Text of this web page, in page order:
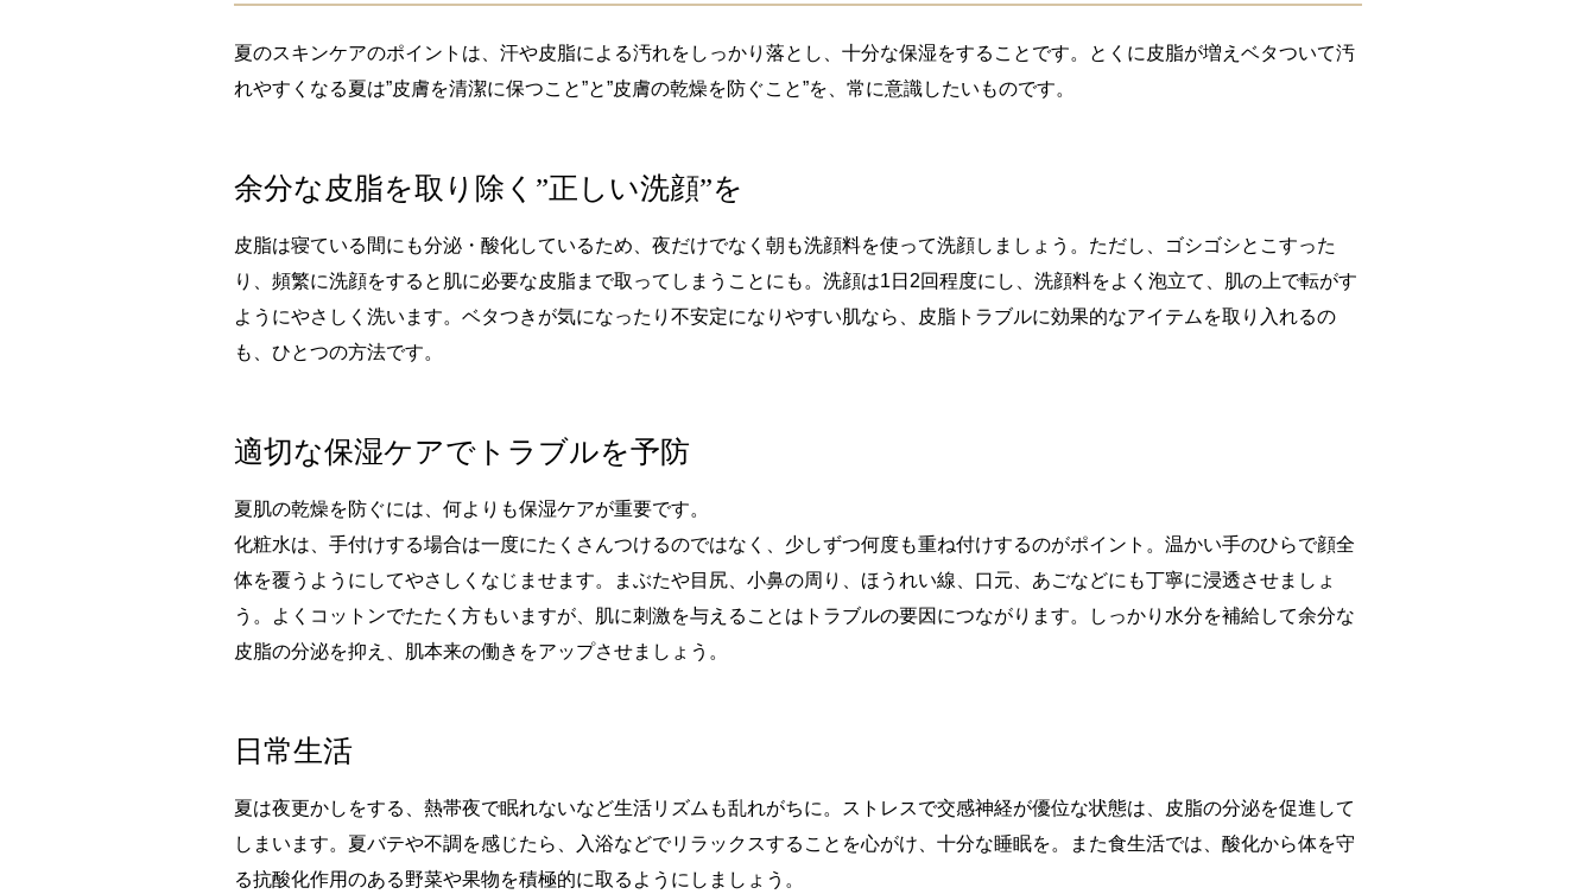
夏のスキンケアのポイントは、汗や皮脂による汚れをしっかり落とし、十分な保湿をすることです。とくに皮脂が増えベタついて汚
れやすくなる夏は”皮膚を清潔に保つこと”と”皮膚の乾燥を防ぐこと”を、常に意識したいものです。
余分な皮脂を取り除く”正しい洗顔”を
皮脂は寝ている間にも分泌・酸化しているため、夜だけでなく朝も洗顔料を使って洗顔しましょう。ただし、ゴシゴシとこすった
り、頻繁に洗顔をすると肌に必要な皮脂まで取ってしまうことにも。洗顔は1日2回程度にし、洗顔料をよく泡立て、肌の上で転がす
ようにやさしく洗います。ベタつきが気になったり不安定になりやすい肌なら、皮脂トラブルに効果的なアイテムを取り入れるの
も、ひとつの方法です。
適切な保湿ケアでトラブルを予防
夏肌の乾燥を防ぐには、何よりも保湿ケアが重要です。
化粧水は、手付けする場合は一度にたくさんつけるのではなく、少しずつ何度も重ね付けするのがポイント。温かい手のひらで顔全
体を覆うようにしてやさしくなじませます。まぶたや目尻、小鼻の周り、ほうれい線、口元、あごなどにも丁寧に浸透させましょ
う。よくコットンでたたく方もいますが、肌に刺激を与えることはトラブルの要因につながります。しっかり水分を補給して余分な
皮脂の分泌を抑え、肌本来の働きをアップさせましょう。
日常生活
夏は夜更かしをする、熱帯夜で眠れないなど生活リズムも乱れがちに。ストレスで交感神経が優位な状態は、皮脂の分泌を促進して
しまいます。夏バテや不調を感じたら、入浴などでリラックスすることを心がけ、十分な睡眠を。また食生活では、酸化から体を守
る抗酸化作用のある野菜や果物を積極的に取るようにしましょう。